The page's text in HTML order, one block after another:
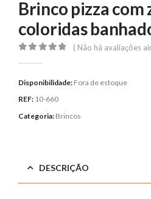
Brinco pizza com
coloridas
( Não há avaliações
Disponibilidade: Fora de estoque
REF: 10-660
Categoria: Brincos
DESCRIÇÃO